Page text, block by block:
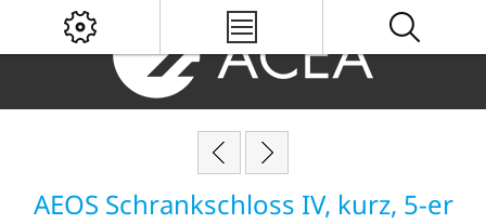
AEOS Schrankschloss IV, kurz, 5-er